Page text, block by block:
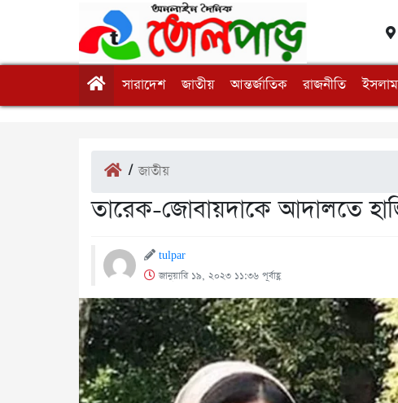
সারাদেশ জাতীয় আন্তর্জাতিক রাজনীতি ইসলাম
/জাতীয়
তারেক-জোবায়দাকে আদালতে
tulpar
জানুয়ারি ১৯, ২০২৩ ১১:৩৬ পূর্বাহ্ণ